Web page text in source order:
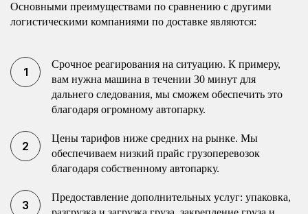
Основными преимуществами по сравнению с другими
логистическими компаниями по доставке являются:
Срочное реагирования на ситуацию. К примеру,
вам нужна машина в течении 30 минут для
дальнего следования, мы сможем обеспечить это
благодаря огромному автопарку.
Цены тарифов ниже средних на рынке. Мы
обеспечиваем низкий прайс грузоперевозок
благодаря собственному автопарку.
Предоставление дополнительных услуг: упаковка,